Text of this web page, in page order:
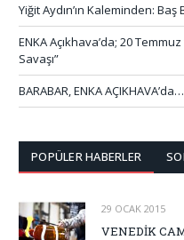
Yiğit Aydın’ın Kaleminden: Baş
ENKA Açıkhava’da; 20
Savaşı”
BARABAR, ENKA AÇIKHAVA’da…
POPÜLER HABERLER
29 OCAK 2015
VENEDİK